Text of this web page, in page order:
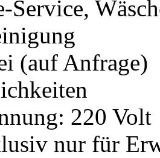
Service,
(auf Anfrage)
220 Volt
nur für